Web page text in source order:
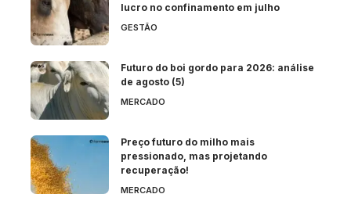
lucro no confinamento em julho
GESTÃO
Futuro do boi gordo para 2026: análise
de agosto (5)
MERCADO
Preço futuro do milho mais
pressionado, mas projetando
recuperação!
MERCADO